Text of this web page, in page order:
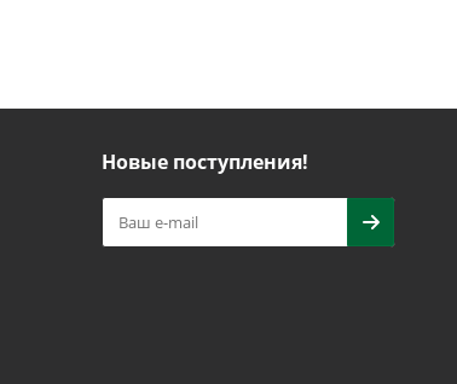
Новые поступления!